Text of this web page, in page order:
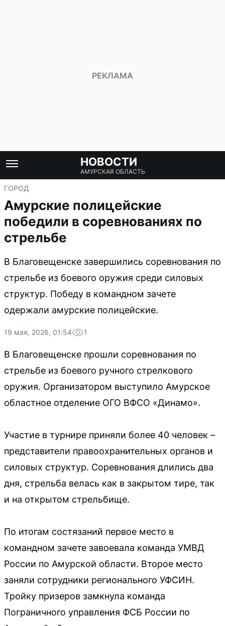
НОВОСТИ
АМУРСКАЯ ОБЛАСТЬ
ГОРОД
Амурские полицейские
победили в соревнованиях по
стрельбе
В Благовещенске завершились соревнования по
стрельбе из боевого оружия среди силовых
структур. Победу в командном зачете
одержали амурские полицейские.
19 мая, 2026, 01:54 1
В Благовещенске прошли соревнования по
стрельбе из боевого ручного стрелкового
оружия. Организатором выступило Амурское
областное отделение ОГО ВФСО «Динамо».
Участие в турнире приняли более 40 человек –
представители правоохранительных органов и
силовых структур. Соревнования длились два
дня, стрельба велась как в закрытом тире, так
и на открытом стрельбище.
По итогам состязаний первое место в
командном зачете завоевала команда УМВД
России по Амурской области. Второе место
заняли сотрудники регионального УФСИН.
Тройку призеров замкнула команда
Пограничного управления ФСБ России по